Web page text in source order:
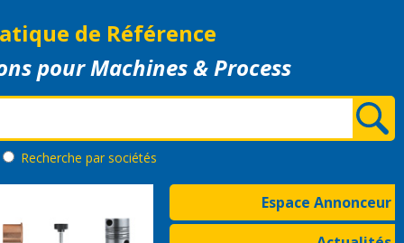
de Référence
pour Machines & Process
Recherche par sociétés
Espace Annonceur